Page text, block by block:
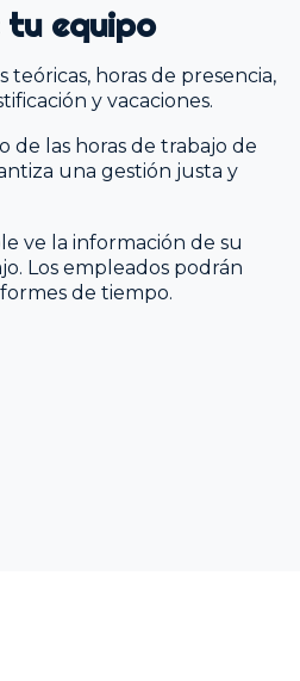
equipo
teóricas, horas de presencia,
y vacaciones.
de las horas de trabajo de
una gestión justa y
ve la información de su
Los empleados podrán
de tiempo.